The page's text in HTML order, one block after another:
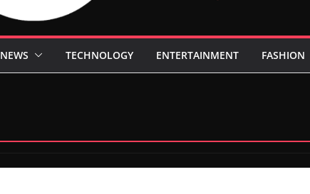
NEWS TECHNOLOGY ENTERTAINMENT FASHION